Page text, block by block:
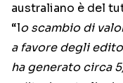
australiano è del
“lo scambio di
a favore degli
ha generato circa